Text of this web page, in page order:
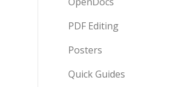
PDF Editing
Posters
Quick Guides